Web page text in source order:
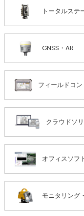
トータルステ
GNSS・AR
フィールドコ
クラウドソ
オフィスソフ
モニタリング